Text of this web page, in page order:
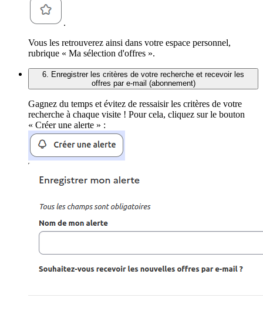
.
Vous les retrouverez ainsi dans votre espace personnel,
rubrique « Ma sélection d'offres ».
6. Enregistrer les critères de votre recherche et recevoir les
offres par e-mail (abonnement)
Gagnez du temps et évitez de ressaisir les critères de votre
recherche à chaque visite ! Pour cela, cliquez sur le bouton
« Créer une alerte » :